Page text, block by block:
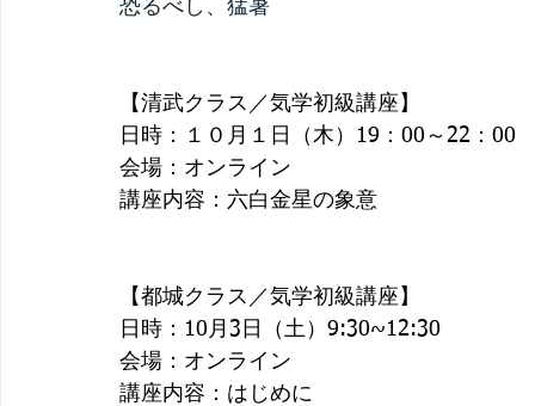
恐るべし、猛暑
【清武クラス／気学初級講座】
日時：１０月１日（木）19：00～22：00
会場：オンライン
講座内容：六白金星の象意
【都城クラス／気学初級講座】
日時：10月3日（土）9:30~12:30
会場：オンライン
講座内容：はじめに